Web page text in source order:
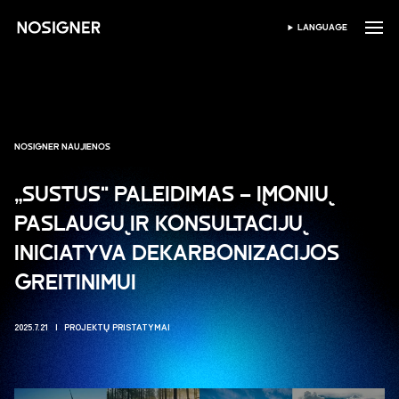
PRADŽIA PASIRINKTI KALBĄ
LANGUAGE
NOSIGNER NAUJIENOS
„SUSTUS" PALEIDIMAS – ĮMONIŲ
PASLAUGŲ IR KONSULTACIJŲ
INICIATYVA DEKARBONIZACIJOS
GREITINIMUI
2025.7.21 PROJEKTŲ PRISTATYMAI